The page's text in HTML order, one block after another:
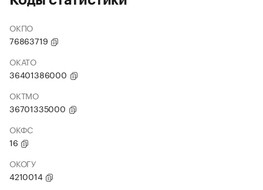
ОКПО
76863719
ОКАТО
36401386000
ОКТМО
36701335000
ОКФС
16
ОКОГУ
4210014